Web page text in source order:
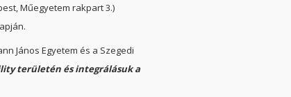
Műegyetem rakpart 3.)
János Egyetem és a Szegedi
területén és integrálásuk a